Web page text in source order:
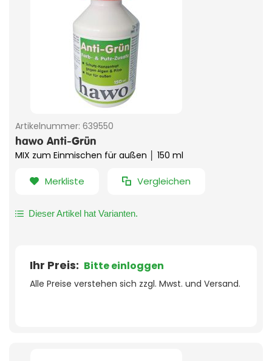
Artikelnummer: 639550
hawo Anti-Grün
MIX zum Einmischen für außen │ 150 ml
Merkliste Vergleichen
Dieser Artikel hat Varianten.
Ihr Preis: Bitte einloggen
Alle Preise verstehen sich zzgl. Mwst. und Versand.